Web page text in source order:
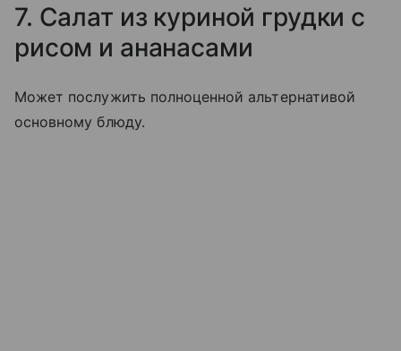
7. Салат из куриной грудки с
рисом и ананасами
Может послужить полноценной альтернативой
основному блюду.